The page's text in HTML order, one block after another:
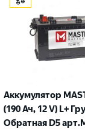
Аккумулятор
(190 Ач, 12 V) L+
Обратная D5